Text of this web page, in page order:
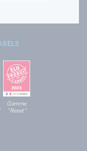
Gamme
"Reset"